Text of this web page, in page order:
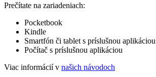
Prečítate na zariadeniach:
Pocketbook
Kindle
Smartfón či tablet s príslušnou aplikáciou
Počítač s príslušnou aplikáciou
Viac informácií v našich návodoch